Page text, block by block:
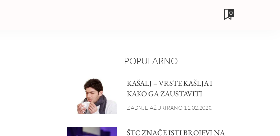
0
POPULARNO
KAŠALJ – VRSTE KAŠLJA I
KAKO GA ZAUSTAVITI
ZADNJE AŽURIRANO 11.02.2020.
ŠTO ZNAČE ISTI BROJEVI NA